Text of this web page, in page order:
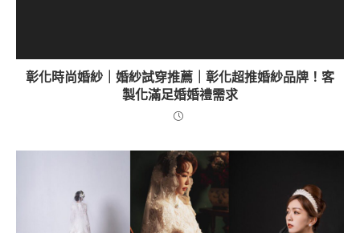
彰化時尚婚紗｜婚紗試穿推薦｜彰化超推婚紗品牌！客
製化滿足婚婚禮需求